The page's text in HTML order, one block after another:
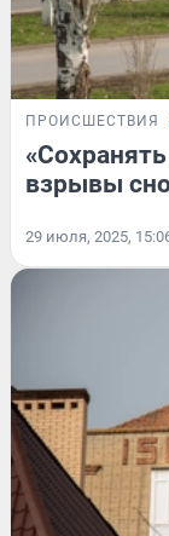
ПРОИСШЕСТВИЯ
взрывы
29 июля, 2025,